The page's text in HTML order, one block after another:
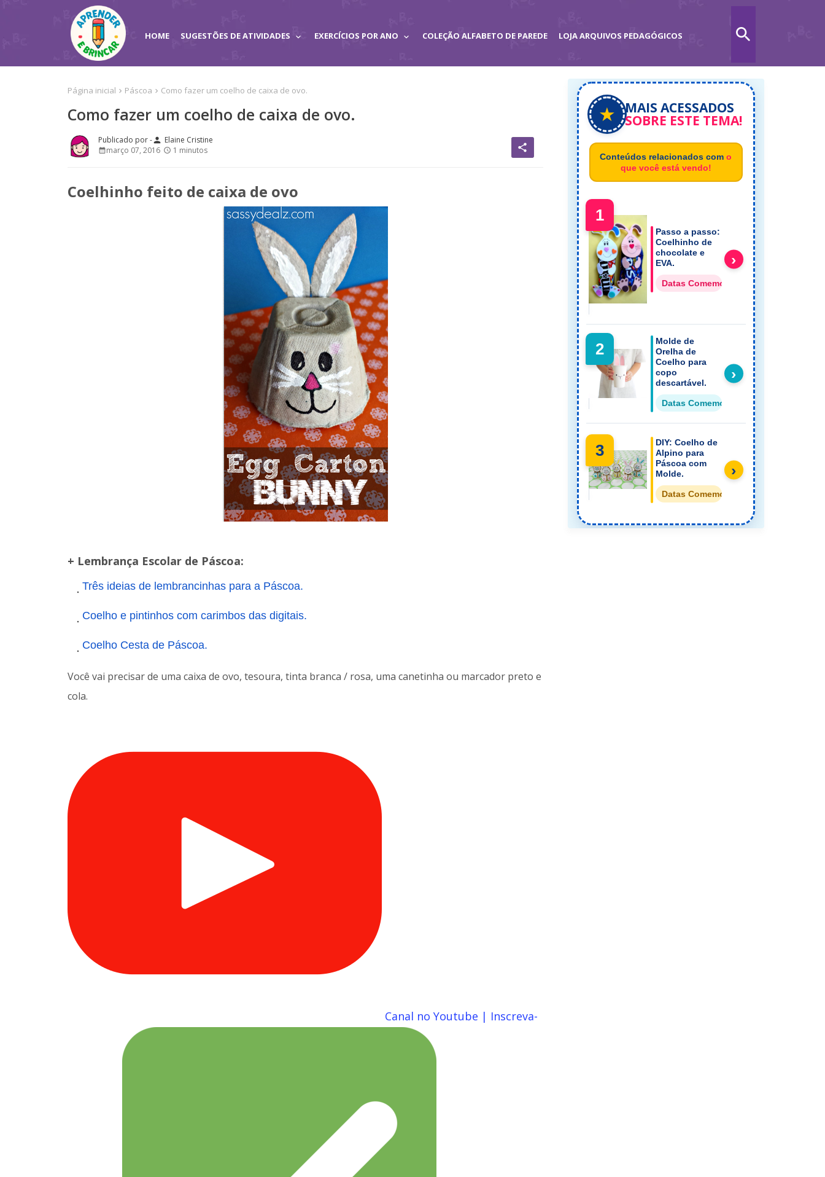
HOME SUGESTÕES DE ATIVIDADES EXERCÍCIOS POR ANO COLEÇÃO ALFABETO DE PAREDE LOJA ARQUIVOS PEDAGÓGICOS
Página inicial Páscoa Como fazer um coelho de caixa de ovo.
Como fazer um coelho de caixa de ovo.
person Elaine Cristine
março 07, 2016
1 minutos share
Coelhinho feito de caixa de ovo
+ Lembrança Escolar de Páscoa:
Três ideias de lembrancinhas para a Páscoa.
Coelho e pintinhos com carimbos das digitais.
Coelho Cesta de Páscoa.
Você vai precisar de uma caixa de ovo, tesoura, tinta branca / rosa, uma canetinha ou marcador preto e
cola.
Canal no Youtube | Inscreva-
★ MAIS ACESSADOS
SOBRE ESTE TEMA!
Conteúdos relacionados com o
que você está vendo!
1
Passo a passo:
Coelhinho de
chocolate e
EVA.
Datas Comemorativas Lembrancinhas
›
2
Molde de
Orelha de
Coelho para
copo
descartável.
Datas Comemorativas Lembrancinhas
›
3
DIY: Coelho de
Alpino para
Páscoa com
Molde.
Datas Comemorativas Lembrancinhas
›